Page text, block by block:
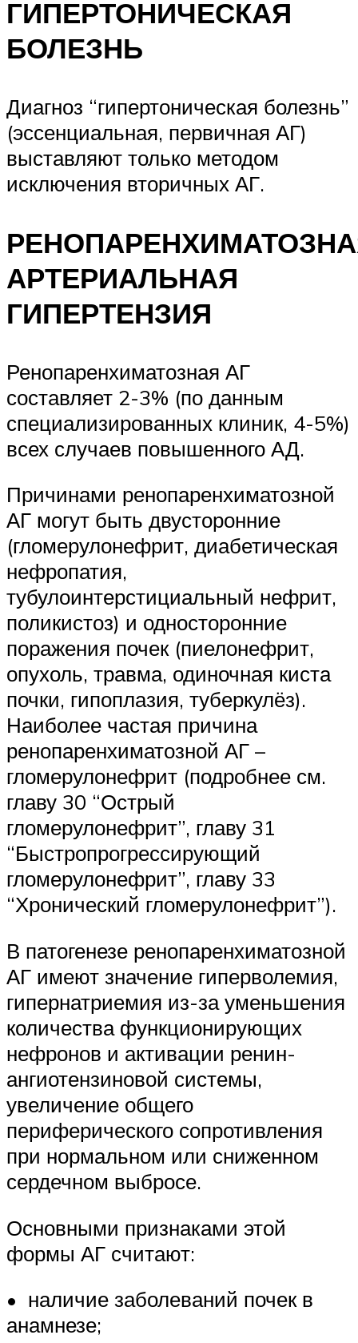
ГИПЕРТОНИЧЕСКАЯ
БОЛЕЗНЬ
Диагноз “гипертоническая болезнь”
(эссенциальная, первичная АГ)
выставляют только методом
исключения вторичных АГ.
АРТЕРИАЛЬНАЯ
ГИПЕРТЕНЗИЯ
Ренопаренхиматозная АГ
составляет 2-3% (по данным
специализированных клиник, 4-5%)
всех случаев повышенного АД.
Причинами ренопаренхиматозной
АГ могут быть двусторонние
(гломерулонефрит, диабетическая
нефропатия,
тубулоинтерстициальный нефрит,
поликистоз) и односторонние
поражения почек (пиелонефрит,
опухоль, травма, одиночная киста
почки, гипоплазия, туберкулёз).
Наиболее частая причина
ренопаренхиматозной АГ –
гломерулонефрит (подробнее см.
главу 30 “Острый
гломерулонефрит”, главу 31
“Быстропрогрессирующий
гломерулонефрит”, главу 33
“Хронический гломерулонефрит”).
В патогенезе ренопаренхиматозной
АГ имеют значение гиперволемия,
гипернатриемия из-за уменьшения
количества функционирующих
нефронов и активации ренин-
ангиотензиновой системы,
увеличение общего
периферического сопротивления
при нормальном или сниженном
сердечном выбросе.
Основными признаками этой
формы АГ считают:
• наличие заболеваний почек в
анамнезе;